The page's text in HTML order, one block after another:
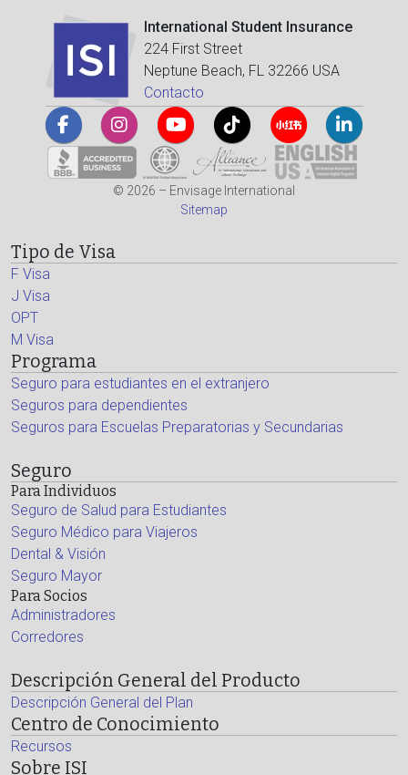
International Student Insurance
224 First Street
Neptune Beach, FL 32266 USA
Contacto
© 2026 – Envisage International
Sitemap
Tipo de Visa
F Visa
J Visa
OPT
M Visa
Programa
Seguro para estudiantes en el extranjero
Seguros para dependientes
Seguros para Escuelas Preparatorias y Secundarias
Seguro
Para Individuos
Seguro de Salud para Estudiantes
Seguro Médico para Viajeros
Dental & Visión
Seguro Mayor
Para Socios
Administradores
Corredores
Descripción General del Producto
Descripción General del Plan
Centro de Conocimiento
Recursos
Sobre ISI